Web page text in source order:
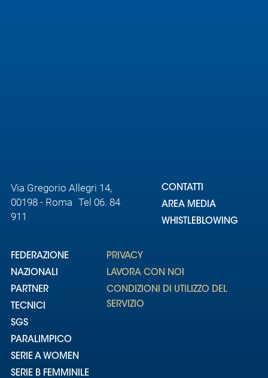
Via Gregorio Allegri 14,
00198 - Roma Tel 06. 84
911
CONTATTI
AREA MEDIA
WHISTLEBLOWING
FEDERAZIONE
NAZIONALI
PARTNER
TECNICI
SGS
PARALIMPICO
SERIE A WOMEN
SERIE B FEMMINILE
PRIVACY
LAVORA CON NOI
CONDIZIONI DI UTILIZZO DEL
SERVIZIO